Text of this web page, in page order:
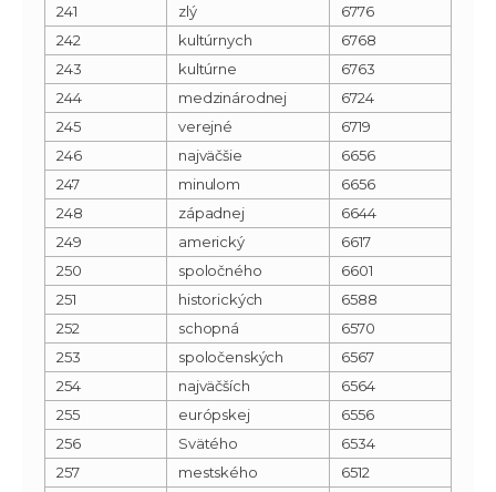
241
zlý
6776
242
kultúrnych
6768
243
kultúrne
6763
244
medzinárodnej
6724
245
verejné
6719
246
najväčšie
6656
247
minulom
6656
248
západnej
6644
249
americký
6617
250
spoločného
6601
251
historických
6588
252
schopná
6570
253
spoločenských
6567
254
najväčších
6564
255
európskej
6556
256
Svätého
6534
257
mestského
6512